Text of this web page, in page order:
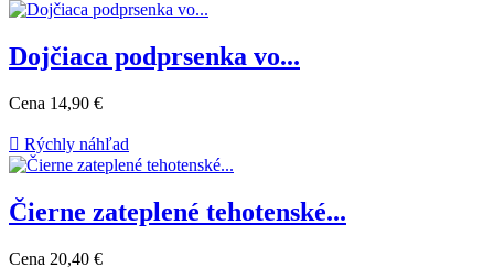
Dojčiaca podprsenka vo...
Cena 14,90 €
 Rýchly náhľad
Čierne zateplené tehotenské...
Cena 20,40 €